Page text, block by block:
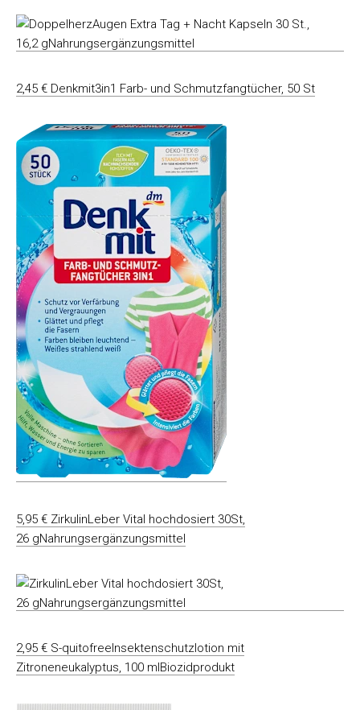
2,45 € Denkmit3in1 Farb- und Schmutzfangtücher, 50 St
5,95 € ZirkulinLeber Vital hochdosiert 30St,
26 gNahrungsergänzungsmittel
2,95 € S-quitofreeInsektenschutzlotion mit
Zitroneneukalyptus, 100 mlBiozidprodukt